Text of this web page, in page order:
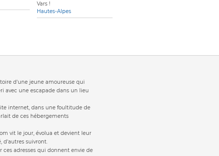
Vars !
Hautes-Alpes
d'une jeune amoureuse qui
avec une escapade dans un lieu
internet, dans une foultitude de
de ces hébergements
vit le jour, évolua et devient leur
d'autres suivront.
ces adresses qui donnent envie de